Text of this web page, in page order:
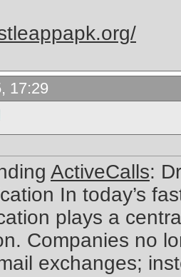
17:29
ActiveCalls:
In today’s
plays a
Companies no
exchanges;